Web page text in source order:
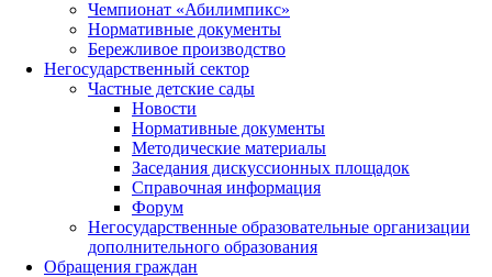
Чемпионат «Абилимпикс»
Нормативные документы
Бережливое производство
Негосударственный сектор
Частные детские сады
Новости
Нормативные документы
Методические материалы
Заседания дискуссионных площадок
Справочная информация
Форум
Негосударственные образовательные организации
дополнительного образования
Обращения граждан